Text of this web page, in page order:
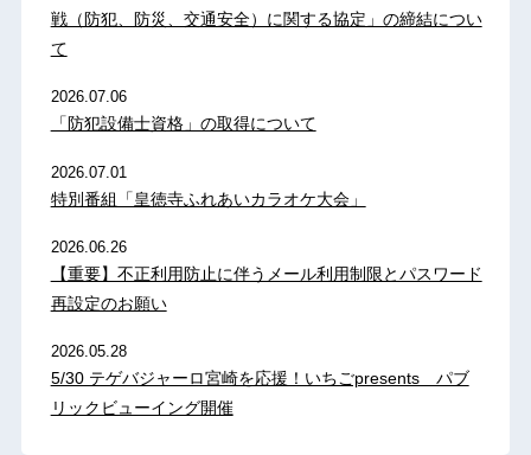
戦（防犯、防災、交通安全）に関する協定」の締結につい
て
2026.07.06
「防犯設備士資格」の取得について
2026.07.01
特別番組「皇徳寺ふれあいカラオケ大会」
2026.06.26
【重要】不正利用防止に伴うメール利用制限とパスワード
再設定のお願い
2026.05.28
5/30 テゲバジャーロ宮崎を応援！いちごpresents パブ
リックビューイング開催